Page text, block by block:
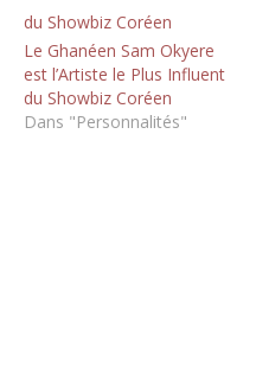
Le Ghanéen Sam Okyere
est l’Artiste le Plus Influent
du Showbiz Coréen
Dans "Personnalités"